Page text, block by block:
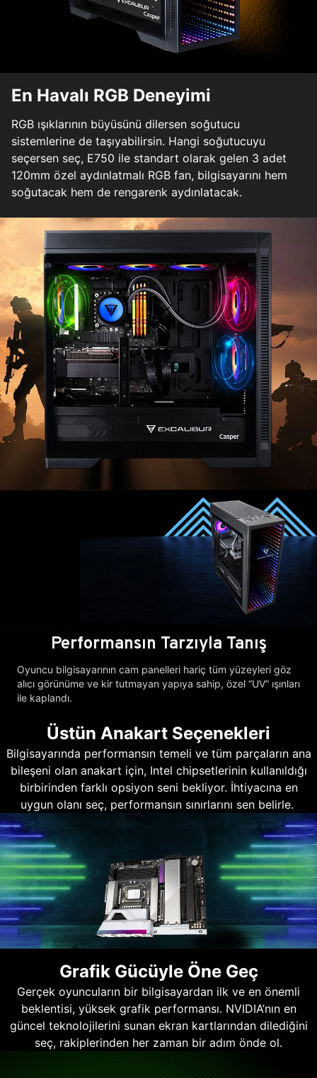
En Havalı RGB Deneyimi
RGB ışıklarının büyüsünü dilersen soğutucu
sistemlerine de taşıyabilirsin. Hangi soğutucuyu
seçersen seç, E750 ile standart olarak gelen 3 adet
120mm özel aydınlatmalı RGB fan, bilgisayarını hem
soğutacak hem de rengarenk aydınlatacak.
Performansın Tarzıyla Tanış
Oyuncu bilgisayarının cam panelleri hariç tüm yüzeyleri göz
alıcı görünüme ve kir tutmayan yapıya sahip, özel “UV” ışınları
ile kaplandı.
Üstün Anakart Seçenekleri
Bilgisayarında performansın temeli ve tüm parçaların ana
bileşeni olan anakart için, Intel chipsetlerinin kullanıldığı
birbirinden farklı opsiyon seni bekliyor. İhtiyacına en
uygun olanı seç, performansın sınırlarını sen belirle.
Grafik Gücüyle Öne Geç
Gerçek oyuncuların bir bilgisayardan ilk ve en önemli
beklentisi, yüksek grafik performansı. NVIDIA’nın en
güncel teknolojilerini sunan ekran kartlarından dilediğini
seç, rakiplerinden her zaman bir adım önde ol.